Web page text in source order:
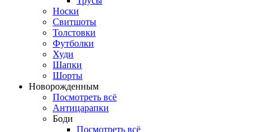
Носки
Свитшоты
Толстовки
Футболки
Худи
Шапки
Шорты
Новорожденным
Посмотреть всё
Антицарапки
Боди
Посмотреть всё